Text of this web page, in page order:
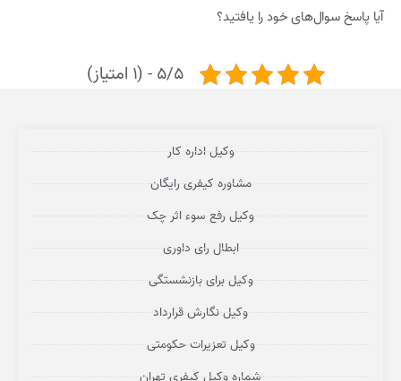
آیا پاسخ سوال‌های خود را یافتید؟
5/5 - (1 امتیاز)
وکیل اداره کار
مشاوره کیفری رایگان
وکیل رفع سوء اثر چک
ابطال رای داوری
وکیل برای بازنشستگی
وکیل نگارش قرارداد
وکیل تعزیرات حکومتی
شماره وکیل کیفری تهران